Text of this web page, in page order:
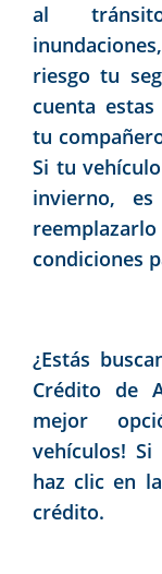
al
riesgo tu
cuenta
tu
Si tu
invierno,
condiciones
¿Estás
Crédito de
mejor
vehículos!
haz clic en
crédito.